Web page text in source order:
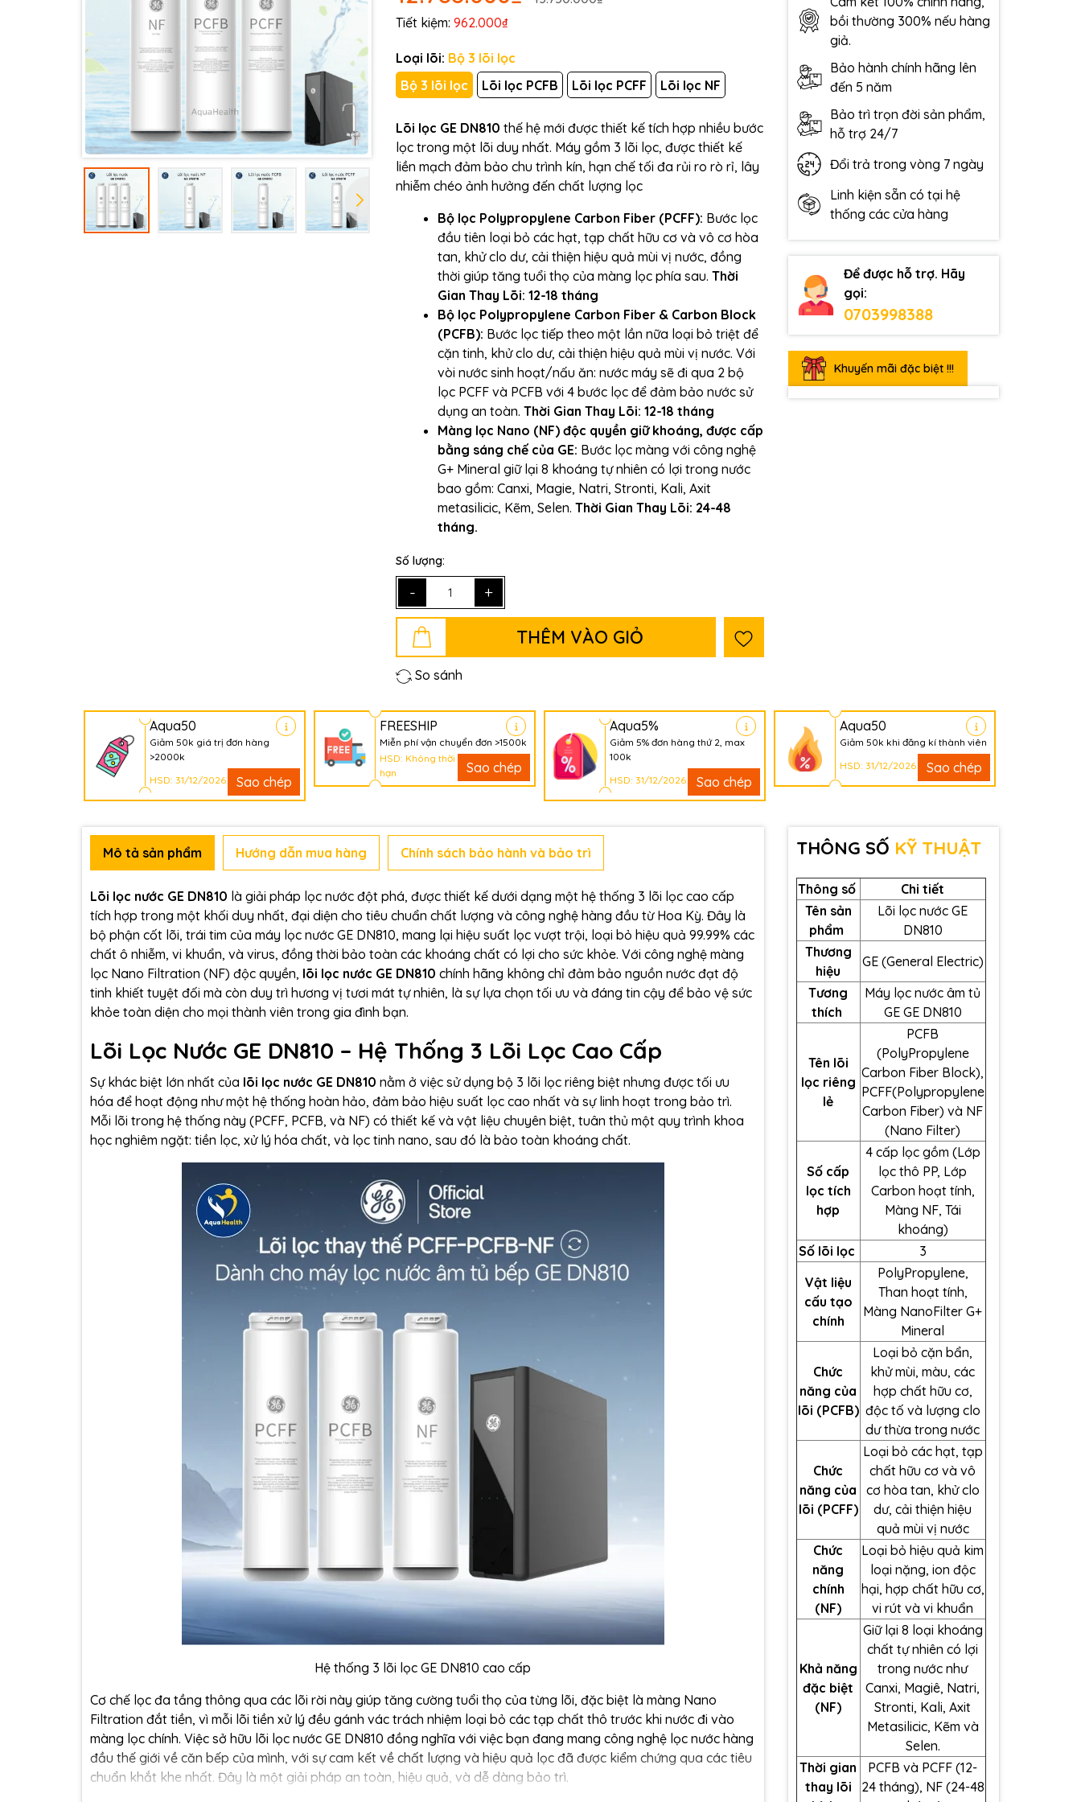
Tiết kiệm: 962.000₫
Loại lõi: Bộ 3 lõi lọc
Bộ 3 lõi lọc
Lõi lọc PCFB Lõi lọc PCFF Lõi lọc NF
Lõi lọc GE DN810 thế hệ mới được thiết kế tích hợp nhiều bước
lọc trong một lõi duy nhất. Máy gồm 3 lõi lọc, được thiết kế
liền mạch đảm bảo chu trình kín, hạn chế tối đa rủi ro rò rỉ, lây
nhiễm chéo ảnh hưởng đến chất lượng lọc
Bộ lọc Polypropylene Carbon Fiber (PCFF): Bước lọc
đầu tiên loại bỏ các hạt, tạp chất hữu cơ và vô cơ hòa
tan, khử clo dư, cải thiện hiệu quả mùi vị nước, đồng
thời giúp tăng tuổi thọ của màng lọc phía sau. Thời
Gian Thay Lõi: 12-18 tháng
Bộ lọc Polypropylene Carbon Fiber & Carbon Block
(PCFB): Bước lọc tiếp theo một lần nữa loại bỏ triệt để
cặn tinh, khử clo dư, cải thiện hiệu quả mùi vị nước. Với
vòi nước sinh hoạt/nấu ăn: nước máy sẽ đi qua 2 bộ
lọc PCFF và PCFB với 4 bước lọc để đảm bảo nước sử
dụng an toàn. Thời Gian Thay Lõi: 12-18 tháng
Màng lọc Nano (NF) độc quyền giữ khoáng, được cấp
bằng sáng chế của GE: Bước lọc màng với công nghệ
G+ Mineral giữ lại 8 khoáng tự nhiên có lợi trong nước
bao gồm: Canxi, Magie, Natri, Stronti, Kali, Axit
metasilicic, Kẽm, Selen. Thời Gian Thay Lõi: 24-48
tháng.
Số lượng:
- +
THÊM VÀO GIỎ
So sánh
bồi thường 300% nếu hàng
giả.
Bảo hành chính hãng lên
đến 5 năm
Bảo trì trọn đời sản phẩm,
hỗ trợ 24/7
Đổi trả trong vòng 7 ngày
Linh kiện sẵn có tại hệ
thống các cửa hàng
Để được hỗ trợ. Hãy
gọi:
0703998388
Khuyến mãi đặc biệt !!!
Aqua50
Giảm 50k giá trị đơn hàng
>2000k
HSD: 31/12/2026
Sao chép
FREESHIP
Miễn phí vận chuyển đơn >1500k
HSD: Không thời
hạn
Sao chép
Aqua5%
Giảm 5% đơn hàng thứ 2, max
100k
HSD: 31/12/2026
Sao chép
Aqua50
Giảm 50k khi đăng kí thành viên
HSD: 31/12/2026
Sao chép
Mã giảm giá:
Ngày hết hạn:
Điều kiện:
Mô tả sản phẩm Hướng dẫn mua hàng Chính sách bảo hành và bảo trì
Lõi lọc nước GE DN810 là giải pháp lọc nước đột phá, được thiết kế dưới dạng một hệ thống 3 lõi lọc cao cấp
tích hợp trong một khối duy nhất, đại diện cho tiêu chuẩn chất lượng và công nghệ hàng đầu từ Hoa Kỳ. Đây là
bộ phận cốt lõi, trái tim của máy lọc nước GE DN810, mang lại hiệu suất lọc vượt trội, loại bỏ hiệu quả 99.99% các
chất ô nhiễm, vi khuẩn, và virus, đồng thời bảo toàn các khoáng chất có lợi cho sức khỏe. Với công nghệ màng
lọc Nano Filtration (NF) độc quyền, lõi lọc nước GE DN810 chính hãng không chỉ đảm bảo nguồn nước đạt độ
tinh khiết tuyệt đối mà còn duy trì hương vị tươi mát tự nhiên, là sự lựa chọn tối ưu và đáng tin cậy để bảo vệ sức
khỏe toàn diện cho mọi thành viên trong gia đình bạn.
Lõi Lọc Nước GE DN810 – Hệ Thống 3 Lõi Lọc Cao Cấp
Sự khác biệt lớn nhất của lõi lọc nước GE DN810 nằm ở việc sử dụng bộ 3 lõi lọc riêng biệt nhưng được tối ưu
hóa để hoạt động như một hệ thống hoàn hảo, đảm bảo hiệu suất lọc cao nhất và sự linh hoạt trong bảo trì.
Mỗi lõi trong hệ thống này (PCFF, PCFB, và NF) có thiết kế và vật liệu chuyên biệt, tuân thủ một quy trình khoa
học nghiêm ngặt: tiền lọc, xử lý hóa chất, và lọc tinh nano, sau đó là bảo toàn khoáng chất.
Hệ thống 3 lõi lọc GE DN810 cao cấp
Cơ chế lọc đa tầng thông qua các lõi rời này giúp tăng cường tuổi thọ của từng lõi, đặc biệt là màng Nano
Filtration đắt tiền, vì mỗi lõi tiền xử lý đều gánh vác trách nhiệm loại bỏ các tạp chất thô trước khi nước đi vào
màng lọc chính. Việc sở hữu lõi lọc nước GE DN810 đồng nghĩa với việc bạn đang mang công nghệ lọc nước hàng
đầu thế giới về căn bếp của mình, với sự cam kết về chất lượng và hiệu quả lọc đã được kiểm chứng qua các tiêu
chuẩn khắt khe nhất. Đây là một giải pháp an toàn, hiệu quả, và dễ dàng bảo trì.
THÔNG SỐ KỸ THUẬT
Thông số
Chi tiết
Tên sản
phẩm
Lõi lọc nước GE
DN810
Thương
hiệu
GE (General Electric)
Tương
thích
Máy lọc nước âm tủ
GE GE DN810
Tên lõi
lọc riêng
lẻ
PCFB
(PolyPropylene
Carbon Fiber Block),
PCFF(Polypropylene
Carbon Fiber) và NF
(Nano Filter)
Số cấp
lọc tích
hợp
4 cấp lọc gồm (Lớp
lọc thô PP, Lớp
Carbon hoạt tính,
Màng NF, Tái
khoáng)
Số lõi lọc
3
Vật liệu
cấu tạo
chính
PolyPropylene,
Than hoạt tính,
Màng NanoFilter G+
Mineral
Chức
năng của
lõi (PCFB)
Loại bỏ cặn bẩn,
khử mùi, màu, các
hợp chất hữu cơ,
độc tố và lượng clo
dư thừa trong nước
Chức
năng của
lõi (PCFF)
Loại bỏ các hạt, tạp
chất hữu cơ và vô
cơ hòa tan, khử clo
dư, cải thiện hiệu
quả mùi vị nước
Chức
năng
chính
(NF)
Loại bỏ hiệu quả kim
loại nặng, ion độc
hại, hợp chất hữu cơ,
vi rút và vi khuẩn
Khả năng
đặc biệt
(NF)
Giữ lại 8 loại khoáng
chất tự nhiên có lợi
trong nước như
Canxi, Magiê, Natri,
Stronti, Kali, Axit
Metasilicic, Kẽm và
Selen.
Thời gian
thay lõi
PCFB và PCFF (12-
24 tháng), NF (24-48